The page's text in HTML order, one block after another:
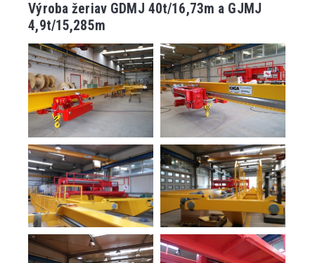
Výroba žeriav GDMJ 40t/16,73m a GJMJ
4,9t/15,285m